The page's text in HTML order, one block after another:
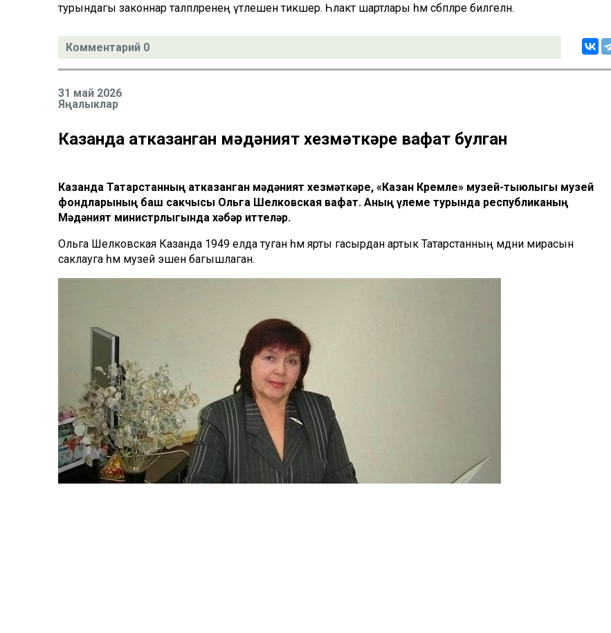
турындагы законнар таләпләренең үтәлешен тикшерә. Һәлакәт шартлары һәм сәбәпләре билгеләнә.
Комментарий 0
31 май 2026
Яңалыклар
Казанда атказанган мәдәният хезмәткәре вафат булган
Казанда Татарстанның атказанган мәдәният хезмәткәре, «Казан Кремле» музей-тыюлыгы музей
фондларының баш сакчысы Ольга Шелковская вафат. Аның үлеме турында республиканың
Мәдәният министрлыгында хәбәр иттеләр.
Ольга Шелковская Казанда 1949 елда туган һәм ярты гасырдан артык Татарстанның мәдәни мирасын
саклауга һәм музей эшенә багышлаган.